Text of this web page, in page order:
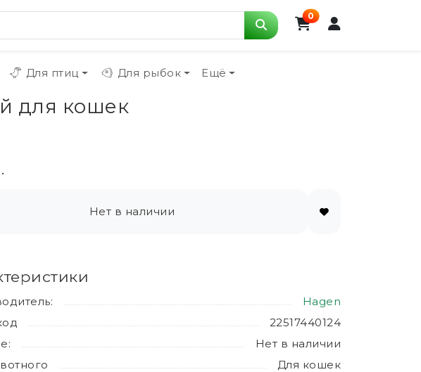
0
Для птиц Для рыбок Ещё
для кошек
Нет в наличии
Hagen
22517440124
Нет в наличии
Для кошек